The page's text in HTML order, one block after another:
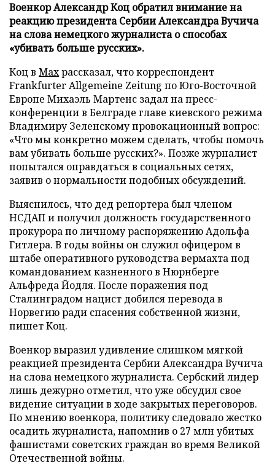
Военкор Александр Коц обратил внимание на
реакцию президента Сербии Александра Вучича
на слова немецкого журналиста о способах
«убивать больше русских».
Коц в Махрассказал, что корреспондент
Frankfurter Allgemeine Zeitung по Юго-Восточной
Европе Михаэль Мартенс задал на пресс-
конференции в Белграде главе киевского режима
Владимиру Зеленскому провокационный вопрос:
«Что мы конкретно можем сделать, чтобы помочь
вам убивать больше русских?». Позже журналист
попытался оправдаться в социальных сетях,
заявив о нормальности подобных обсуждений.
Выяснилось, что дед репортера был членом
НСДАП и получил должность государственного
прокурора по личному распоряжению Адольфа
Гитлера. В годы войны он служил офицером в
штабе оперативного руководства вермахта под
командованием казненного в Нюрнберге
Альфреда Йодля. После поражения под
Сталинградом нацист добился перевода в
Норвегию ради спасения собственной жизни,
пишет Коц.
Военкор выразил удивление слишком мягкой
реакцией президента Сербии Александра Вучича
на слова немецкого журналиста. Сербский лидер
лишь дежурно отметил, что уже обсудил свое
видение ситуации в ходе закрытых переговоров.
По мнению военкора, политику следовало жестко
осадить журналиста, напомнив о 27 млн убитых
фашистами советских граждан во время Великой
Отечественной войны.